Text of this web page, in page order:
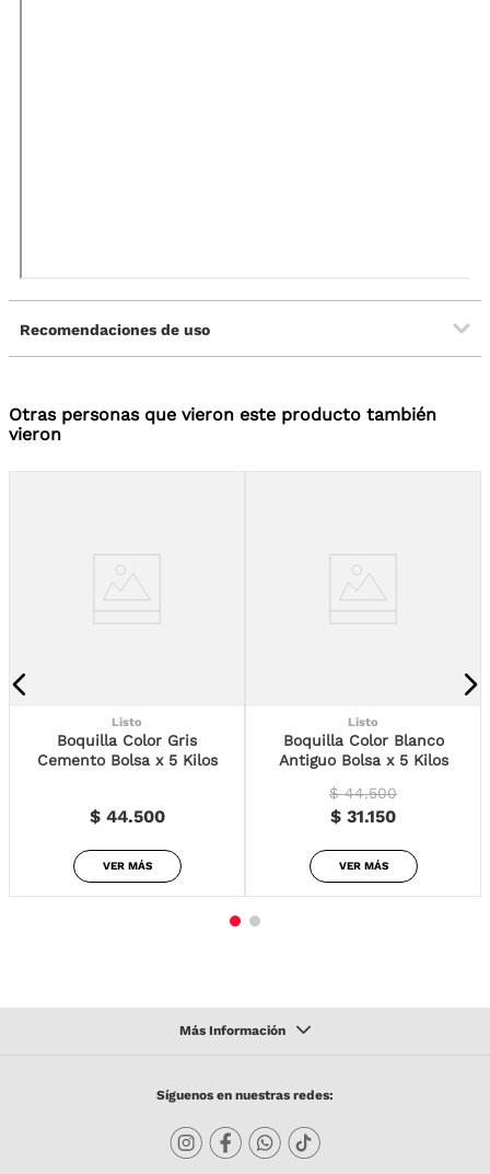
Recomendaciones de uso
Otras personas que vieron este producto también
vieron
Listo
Boquilla Color Gris
Cemento Bolsa x 5 Kilos
$ 44.500
VER MÁS
Listo
Boquilla Color Blanco
Antiguo Bolsa x 5 Kilos
$ 44.500
$ 31.150
VER MÁS
Síguenos en nuestras redes: